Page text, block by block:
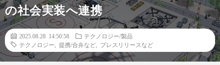
の社会実装へ連携
2025.08.28 14:50:58
テクノロジー/製品
テクノロジー
提携/合弁など プレスリリースなど